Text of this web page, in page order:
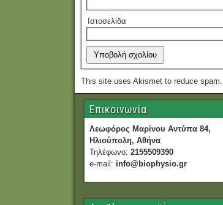
Ιστοσελίδα
This site uses Akismet to reduce spam.
Επικοινωνία
Λεωφόρος Μαρίνου Αντύπα 84,
Ηλιούπολη, Αθήνα
Τηλέφωνο:2155509390
e-mail: info@biophysio.gr